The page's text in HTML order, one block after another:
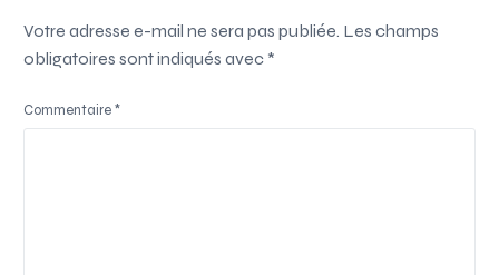
Votre adresse e-mail ne sera pas publiée. Les champs
obligatoires sont indiqués avec *
Commentaire*